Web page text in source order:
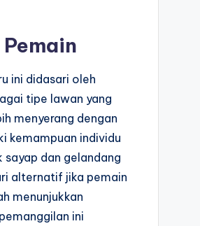
ini didasari oleh
tipe lawan yang
menyerang dengan
kemampuan individu
sayap dan gelandang
alternatif jika pemain
menunjukkan
ini